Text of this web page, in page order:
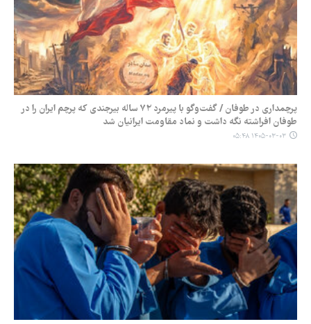
پرچمداری در طوفان / گفت‌وگو با پیرمرد ۷۲ ساله بیرجندی که پرچم ایران را در
طوفان افراشته نگه داشت و نماد مقاومت ایرانیان شد
۱۴۰۵-۰۳-۰۳ ۰۵:۴۸